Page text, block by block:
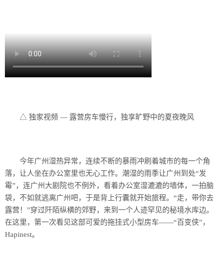
旅游
育儿
情感
故事 美文
△ 独家视频 — 露营房车慢行，独享旷野中的夏夜晚风
今年广州湿热异常，连续不断的暴雨冲刷着城市的每一个角
落，让人坐在办公室里也无心工作。潮湿的雨季让广州到处“发
霉”，连广州大剧院也不例外，看着办公室湿漉漉的墙体，一拍脑
袋，不如就逃离广州吧，于是背上行囊就开始旅程。“走，带你去
露营！”穿过阡陌纵横的郊野，来到一个人迹罕见的秘境水库边。
在这里，第一次看见这部可爱的拖挂式小型房车——“百变侠”，
Hapinest。